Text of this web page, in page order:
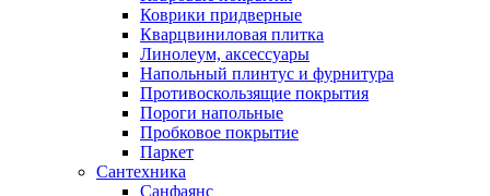
Коврики придверные
Кварцвиниловая плитка
Линолеум, аксессуары
Напольный плинтус и фурнитура
Противоскользящие покрытия
Пороги напольные
Пробковое покрытие
Паркет
Сантехника
Санфаянс